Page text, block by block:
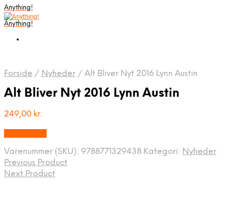
Anything!
Anything!
Forside / Nyheder / Alt Bliver Nyt 2016 Lynn Austin
Alt Bliver Nyt 2016 Lynn Austin
249,00 kr.
Varenummer (SKU): 9788771329438 Kategori: Nyheder
Previous Product
Next Product